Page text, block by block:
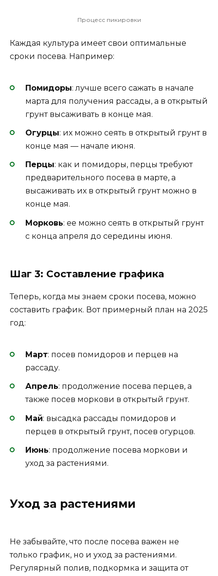
Процесс пикировки
Каждая культура имеет свои оптимальные
сроки посева. Например:
Помидоры: лучше всего сажать в начале
марта для получения рассады, а в открытый
грунт высаживать в конце мая.
Огурцы: их можно сеять в открытый грунт в
конце мая — начале июня.
Перцы: как и помидоры, перцы требуют
предварительного посева в марте, а
высаживать их в открытый грунт можно в
конце мая.
Морковь: ее можно сеять в открытый грунт
с конца апреля до середины июня.
Шаг 3: Составление графика
Теперь, когда мы знаем сроки посева, можно
составить график. Вот примерный план на 2025
год:
Март: посев помидоров и перцев на
рассаду.
Апрель: продолжение посева перцев, а
также посев моркови в открытый грунт.
Май: высадка рассады помидоров и
перцев в открытый грунт, посев огурцов.
Июнь: продолжение посева моркови и
уход за растениями.
Уход за растениями
Не забывайте, что после посева важен не
только график, но и уход за растениями.
Регулярный полив, подкормка и защита от